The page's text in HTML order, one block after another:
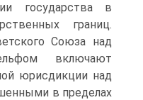
государства в
границ.
Союза над
включают
юрисдикции над
в пределах